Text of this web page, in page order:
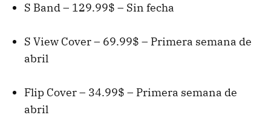
S Band – 129.99$ – Sin fecha
S View Cover – 69.99$ – Primera semana de
abril
Flip Cover – 34.99$ – Primera semana de
abril